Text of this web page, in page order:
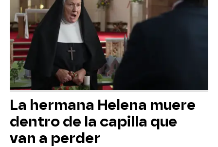
La hermana Helena muere
dentro de la capilla que
van a perder